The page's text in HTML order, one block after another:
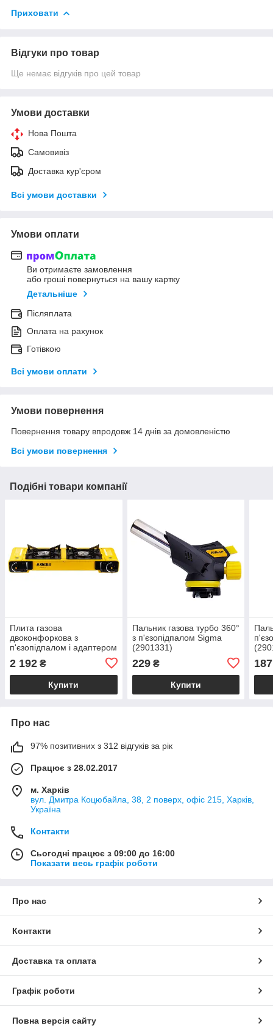
Приховати
Відгуки про товар
Ще немає відгуків про цей товар
Умови доставки
Нова Пошта
Самовивіз
Доставка кур'єром
Всі умови доставки
Умови оплати
Ви отримаєте замовлення
або гроші повернуться на вашу картку
Детальніше
Післяплата
Оплата на рахунок
Готівкою
Всі умови оплати
Умови повернення
Повернення товару впродовж 14 днів за домовленістю
Всі умови повернення
Подібні товари компанії
Плита газова
двоконфоркова з
п'єзопідпалом і адаптером
(2903461)
2 192 ₴
Купити
Пальник газова турбо 360°
з п'єзопідпалом Sigma
(2901331)
229₴
Купити
187
Про нас
97% позитивних з 312 відгуків за рік
Працює з 28.02.2017
м. Харків
вул. Дмитра Коцюбайла, 38, 2 поверх, офіс 215, Харків,
Україна
Контакти
Сьогодні працює з 09:00 до 16:00
Показати весь графік роботи
Про нас
Контакти
Доставка та оплата
Графік роботи
Повна версія сайту